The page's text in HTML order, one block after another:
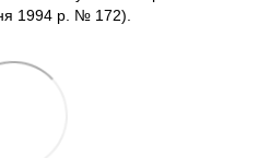
1994 р. № 172).